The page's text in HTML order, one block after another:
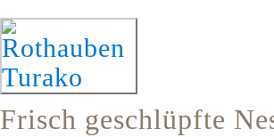
Frisch geschlüpfte